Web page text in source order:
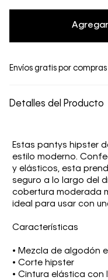
Envíos gratis por
Detalles del Producto
Estas pantys hipster
estilo moderno.
y elásticos, esta
seguro a lo largo del
cobertura moderada
ideal para usar con
Características
• Mezcla de algodón
• Corte hipster
• Cintura elástica con